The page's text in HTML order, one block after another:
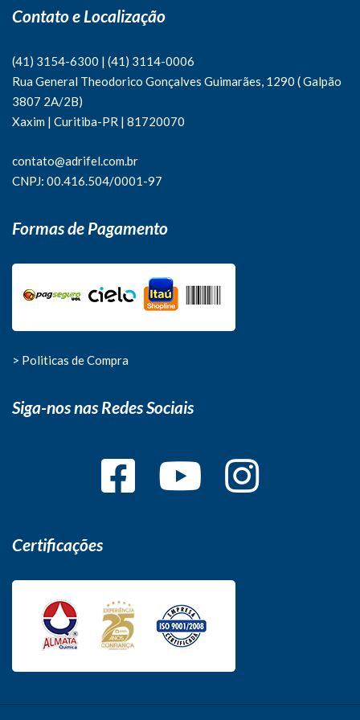
Contato e Localização
(41) 3154-6300 | (41) 3114-0006
Rua General Theodorico Gonçalves Guimarães, 1290 ( Galpão
3807 2A/2B)
Xaxim | Curitiba-PR | 81720070
contato@adrifel.com.br
CNPJ: 00.416.504/0001-97
Formas de Pagamento
> Politicas de Compra
Siga-nos nas Redes Sociais
Certificações